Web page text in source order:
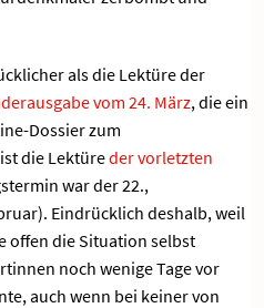
als die Lektüre der
vom 24. März, die ein
Dossier zum
die Lektüreder vorletzten
war der 22.,
Eindrücklich deshalb, weil
offen die Situation selbst
noch wenige Tage vor
auch wenn bei keiner von